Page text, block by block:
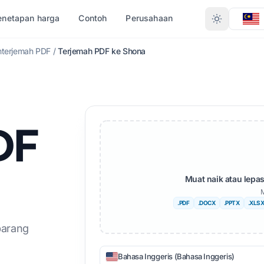
PDF kepada DOCX
PDF ke TXT
InDesign ke PDF
XLSX kepada PDF
TXT kepada XLSX
JPG kepada PDF
Urdu
Afrika
Bahasa Serbia
Bahasa Slovenia
harga Contoh Perusahaan
PDF / Terjemah PDF ke Shona
Muat naik atau
.PDF .DOCX .PPTX .XLSX
Bahasa Inggeris (Bahasa Inggeris)